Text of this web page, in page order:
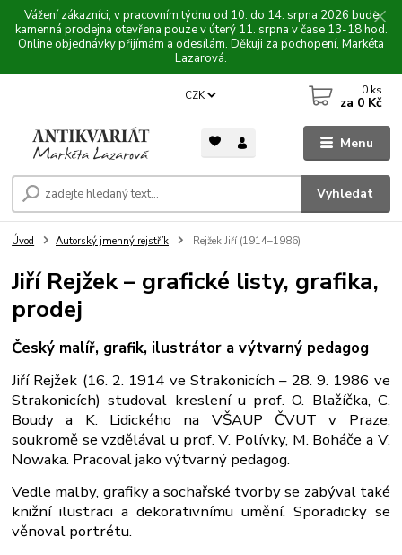
Vážení zákazníci, v pracovním týdnu od 10. do 14. srpna 2026 bude
kamenná prodejna otevřena pouze v úterý 11. srpna v čase 13-18 hod.
Online objednávky přijímám a odesílám. Děkuji za pochopení, Markéta
Lazarová.
Menu
CZK
Vyhledat
0 ks
za 0 Kč
Úvod Autorský jmenný rejstřík Rejžek Jiří (1914–1986)
Jiří Rejžek – grafické listy, grafika,
prodej
Český malíř, grafik, ilustrátor a výtvarný pedagog
Jiří Rejžek (16. 2. 1914 ve Strakonicích – 28. 9. 1986 ve
Strakonicích) studoval kreslení u prof. O. Blažíčka, C.
Boudy a K. Lidického na VŠAUP ČVUT v Praze,
soukromě se vzdělával u prof. V. Polívky, M. Boháče a V.
Nowaka. Pracoval jako výtvarný pedagog.
Vedle malby, grafiky a sochařské tvorby se zabýval také
knižní ilustraci a dekorativnímu umění. Sporadicky se
věnoval portrétu.